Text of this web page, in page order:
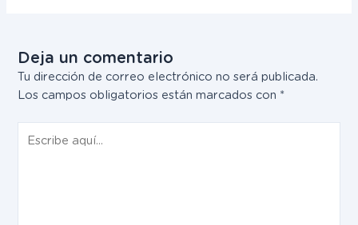
Deja un comentario
Tu dirección de correo electrónico no será publicada.
Los campos obligatorios están marcados con *
aquí...